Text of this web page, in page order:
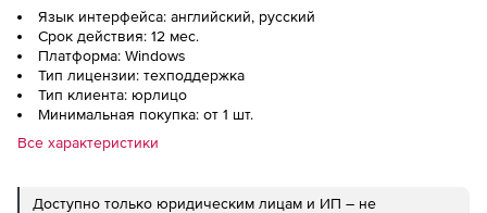
Язык интерфейса: английский, русский
Срок действия: 12 мес.
Платформа: Windows
Тип лицензии: техподдержка
Тип клиента: юрлицо
Минимальная покупка: от 1 шт.
Все характеристики
Доступно только юридическим лицам и ИП – не